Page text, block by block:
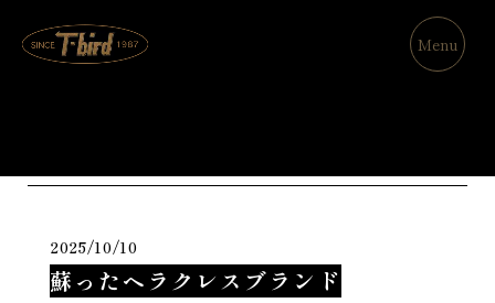
Menu
2025/10/10
蘇ったヘラクレスブランド